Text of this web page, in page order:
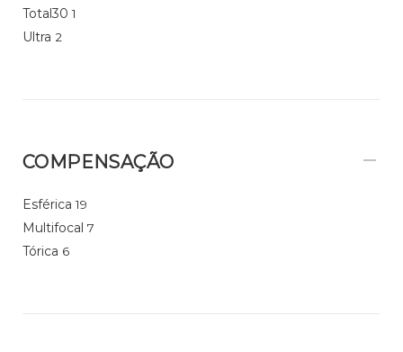
Total30 1
Ultra 2
COMPENSAÇÃO
Esférica 19
Multifocal 7
Tórica 6